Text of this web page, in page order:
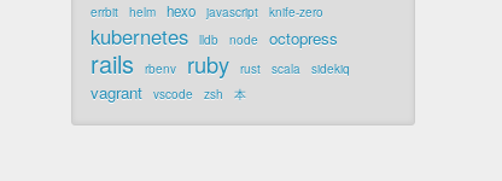
errbit
helm hexo javascript knife-zero
kubernetes lldb node octopress
rails rbenv ruby rust scala sidekiq
vagrant vscode zsh 本